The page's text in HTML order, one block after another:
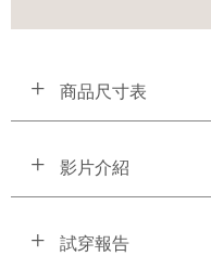
商品尺寸表
影片介紹
試穿報告